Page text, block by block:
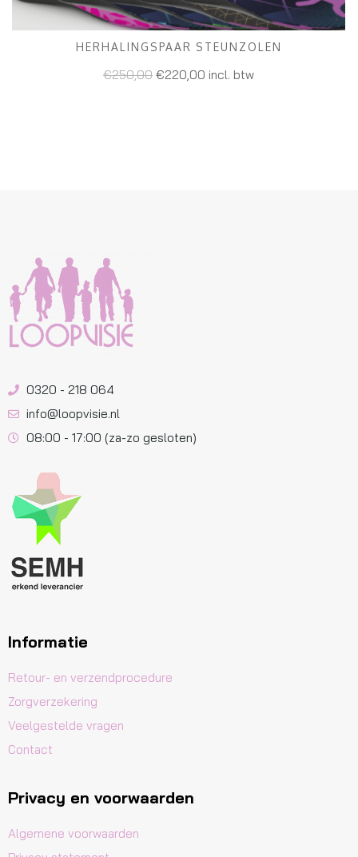
TOEVOEGEN AAN WINKELWAGEN
HERHALINGSPAAR STEUNZOLEN
€250,00 €220,00 incl. btw
0320 - 218 064
info@loopvisie.nl
08:00 - 17:00 (za-zo gesloten)
Informatie
Retour- en verzendprocedure
Zorgverzekering
Veelgestelde vragen
Contact
Privacy en voorwaarden
Algemene voorwaarden